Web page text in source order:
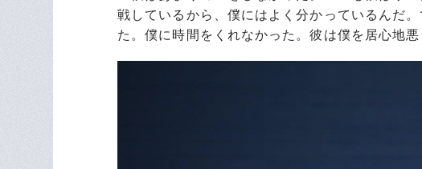
戦しているから、僕にはよく分かっているんだ
た。僕に時間をくれなかった。彼は僕を居心地